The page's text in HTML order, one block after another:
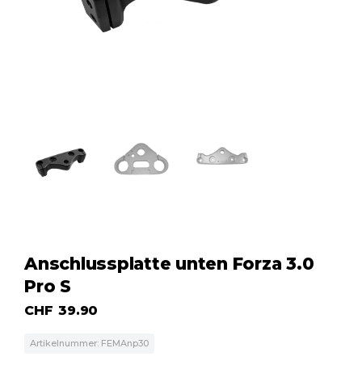
Anschlussplatte unten Forza 3.0
Pro S
CHF 39.90
Artikelnummer: FEMAnp30